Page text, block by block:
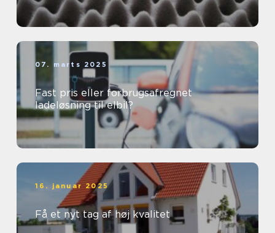
07. marts 2025
Fast pris eller forbrugsafregnet
ladeløsning til elbil?
16. januar 2025
Få et nyt tag af høj kvalitet